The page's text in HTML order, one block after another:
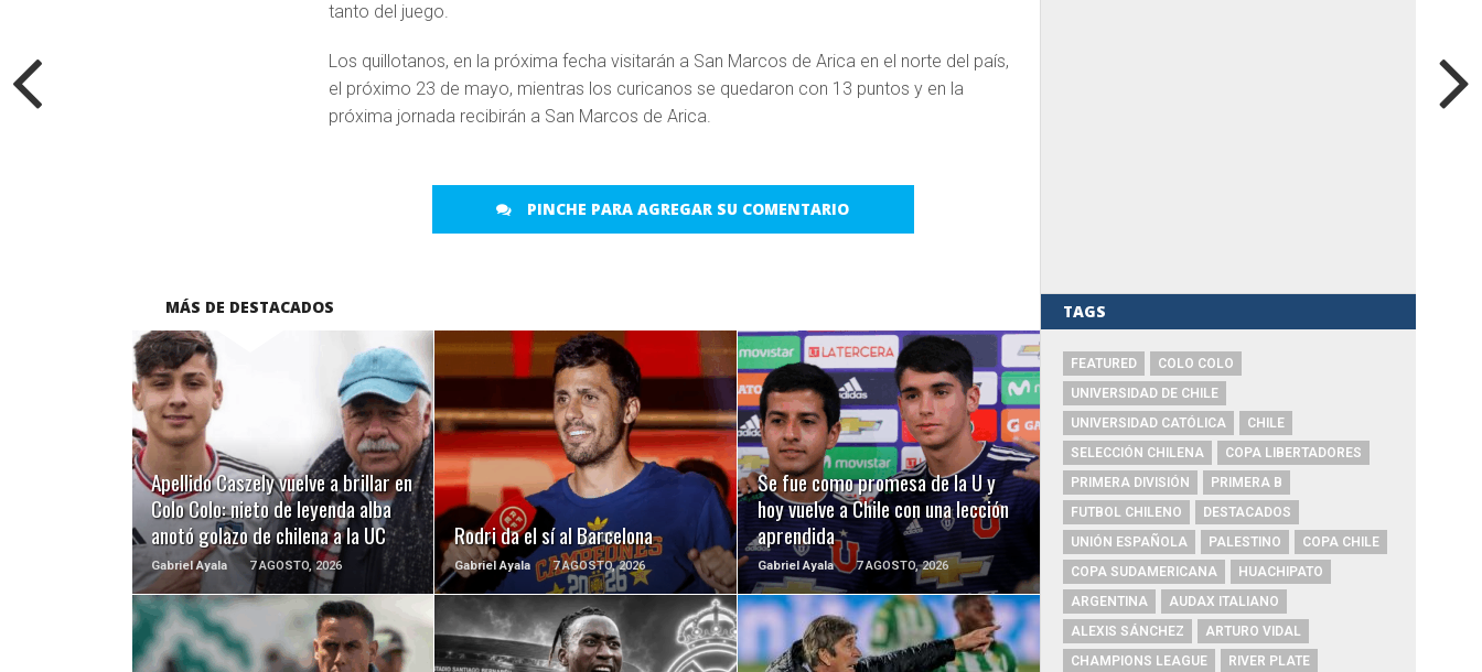
tanto del juego.
Los quillotanos, en la próxima fecha visitarán a San Marcos de Arica en el norte del país,
el próximo 23 de mayo, mientras los curicanos se quedaron con 13 puntos y en la
próxima jornada recibirán a San Marcos de Arica.
PINCHE PARA AGREGAR SU COMENTARIO
MÁS DE DESTACADOS
Apellido Caszely vuelve a brillar en
Colo Colo: nieto de leyenda alba
anotó golazo de chilena a la UC
Gabriel Ayala 7 AGOSTO, 2026
LEER MÁS
Rodri da el sí al Barcelona
Gabriel Ayala 7 AGOSTO, 2026
LEER MÁS
Se fue como promesa de la U y
hoy vuelve a Chile con una lección
aprendida
Gabriel Ayala 7 AGOSTO, 2026
LEER MÁS
TAGS
FEATURED
COLO COLO
UNIVERSIDAD DE CHILE
UNIVERSIDAD CATÓLICA
CHILE
SELECCIÓN CHILENA
COPA LIBERTADORES
PRIMERA DIVISIÓN
PRIMERA B
FUTBOL CHILENO
DESTACADOS
UNIÓN ESPAÑOLA
PALESTINO
COPA CHILE
COPA SUDAMERICANA
HUACHIPATO
ARGENTINA
AUDAX ITALIANO
ALEXIS SÁNCHEZ
ARTURO VIDAL
CHAMPIONS LEAGUE
RIVER PLATE